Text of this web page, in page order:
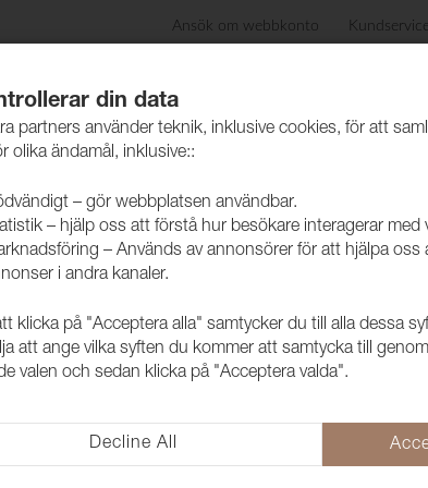
Ansök om webbkonto Kundservice
Produkter Skötselråd
Tyg
1008515
Trevira CS i retro
din data
partners använder teknik, inklusive cookies, för att
olika ändamål, inklusive::
– gör webbplatsen användbar.
– hjälp oss att förstå hur besökare interagerar med
– Används av annonsörer för att hjälpa oss
i andra kanaler.
klicka på "Acceptera alla" samtycker du till alla dessa
att ange vilka syften du kommer att samtycka till
valen och sedan klicka på "Acceptera valda".
Decline All